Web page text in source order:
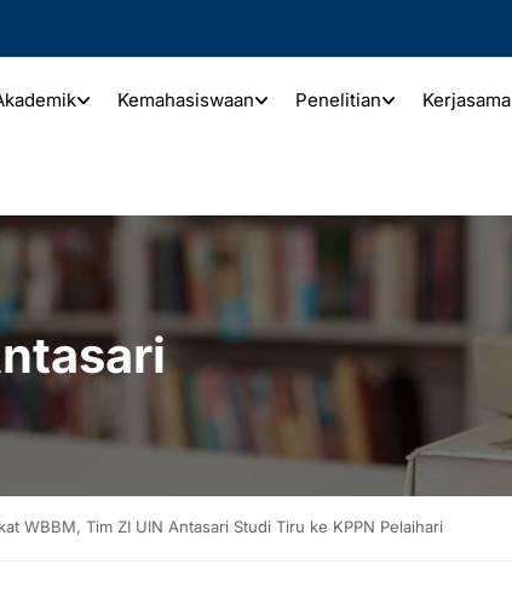
Kemahasiswaan Penelitian Kerjasama
WBBM, Tim ZI UIN Antasari Studi Tiru ke KPPN Pelaihari